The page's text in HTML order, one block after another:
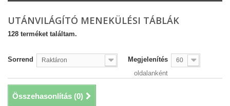
UTÁNVILÁGÍTÓ MENEKÜLÉSI TÁBLÁK
128 terméket találtam.
Sorrend Raktáron Megjelenítés 60
oldalanként
Összehasonlítás (0)